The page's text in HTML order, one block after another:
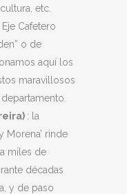
etc.
Cafetero
o de
aquí los
maravillosos
: la
Morena’ rinde
miles de
décadas
y de paso